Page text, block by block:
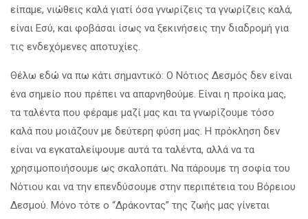
είπαμε, νιώθεις καλά γιατί όσα γνωρίζεις τα γνωρίζεις καλά,
είναι Εσύ, και φοβάσαι ίσως να ξεκινήσεις την διαδρομή για
τις ενδεχόμενες αποτυχίες.
Θέλω εδώ να πω κάτι σημαντικό: Ο Νότιος Δεσμός δεν είναι
ένα σημείο που πρέπει να απαρνηθούμε. Είναι η προίκα μας,
τα ταλέντα που φέραμε μαζί μας και τα γνωρίζουμε τόσο
καλά που μοιάζουν με δεύτερη φύση μας. Η πρόκληση δεν
είναι να εγκαταλείψουμε αυτά τα ταλέντα, αλλά να τα
χρησιμοποιήσουμε ως σκαλοπάτι. Να πάρουμε τη σοφία του
Νότιου και να την επενδύσουμε στην περιπέτεια του Βόρειου
Δεσμού. Μόνο τότε ο “Δράκοντας” της ζωής μας γίνεται